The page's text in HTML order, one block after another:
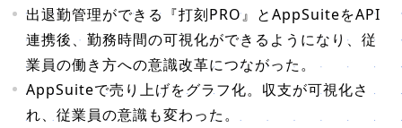
出退勤管理ができる『打刻PRO』とAppSuiteをAPI
連携後、勤務時間の可視化ができるようになり、従
業員の働き方への意識改革につながった。
AppSuiteで売り上げをグラフ化。収支が可視化さ
れ、従業員の意識も変わった。